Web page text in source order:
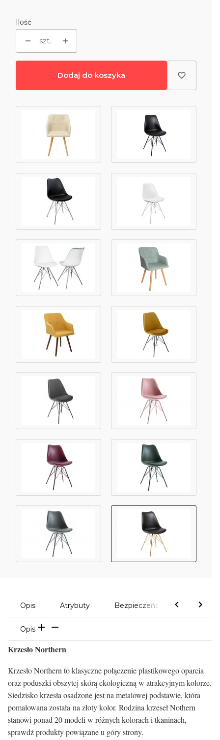
Ilość
szt.
Dodaj do koszyka
Opis Atrybuty Bezpieczeństwo
Opis
Krzesło Northern
Krzesło Northern to klasyczne połączenie plastikowego oparcia
oraz poduszki obszytej skórą ekologiczną w atrakcyjnym kolorze.
Siedzisko krzesła osadzone jest na metalowej podstawie, która
pomalowana została na złoty kolor. Rodzina krzeseł Nothern
stanowi ponad 20 modeli w różnych kolorach i tkaninach,
sprawdź produkty powiązane u góry strony.